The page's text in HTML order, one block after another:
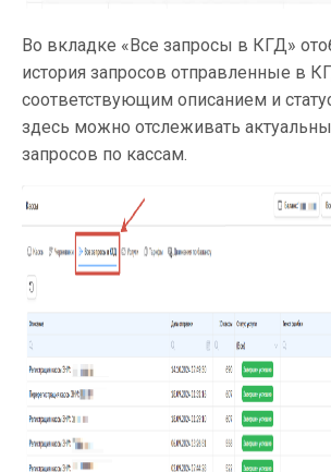
Во вкладке «Все запросы в КГД»
история запросов отправленные в
соответствующим описанием и
здесь можно отслеживать
запросов по кассам.